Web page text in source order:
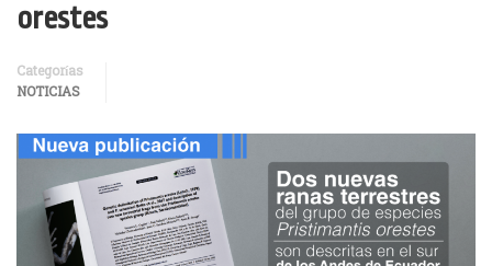
orestes
Categorías
NOTICIAS